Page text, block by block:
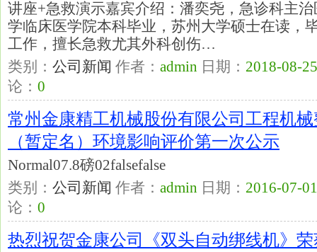
讲座+急救演示嘉宾介绍：潘奕尧，急诊科主
学临床医学院本科毕业，苏州大学硕士在读，
工作，擅长急救尤其外科创伤…
类别： 公司新闻 作者： admin 日期： 2018-08-
论： 0
常州金康精工机械股份有限公司工程机
（暂定名）环境影响评价第一次公示
Normal07.8磅02falsefalse
类别： 公司新闻 作者： admin 日期： 2016-07-
论： 0
热烈祝贺金康公司《双头自动绑线机》